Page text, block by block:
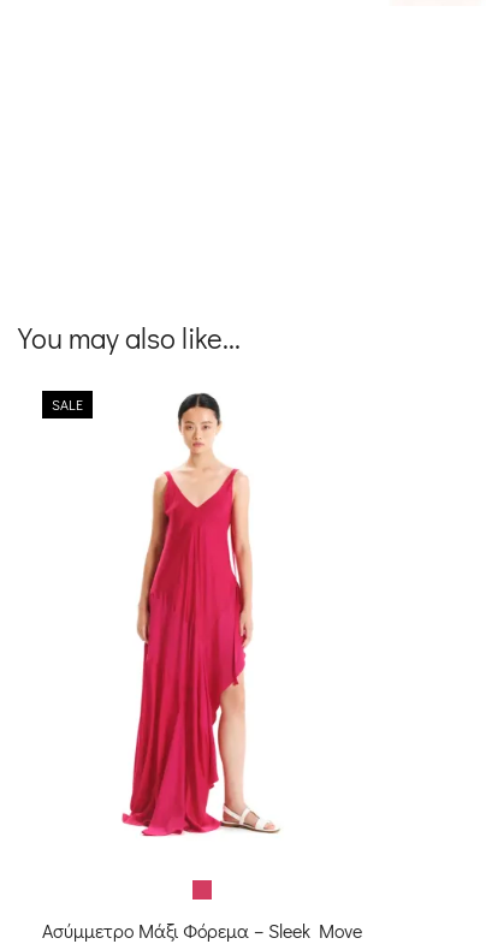
You may also like...
SALE
Ασύμμετρο Μάξι Φόρεμα – Sleek Move